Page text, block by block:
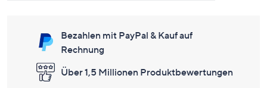
Bezahlen mit PayPal & Kauf auf
Rechnung
Über 1,5 Millionen Produktbewertungen